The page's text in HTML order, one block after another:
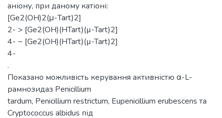
аніону, при даному катіоні:
[Ge2(OH)2(μ-Tart)2]
2- > [Ge2(OH)(HTart)(µ-Tart)2]
4- ~ [Ge2(OH)(HTart)(µ-Tart)2]
4-
.
Показано можливість керування активністю α-L-
рамнозидаз Penicillium
tardum, Penicillium restrictum, Eupenicillium erubescens та
Cryptococcus аlbidus під